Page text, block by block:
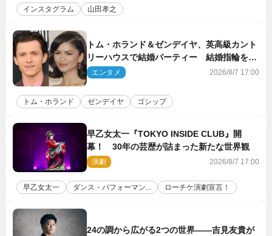
インスタグラム 山田孝之
トム・ホランド＆ゼンデイヤ、英高級カント
リーハウスで結婚パーティー 結婚指輪を身
に着けたトムも初キャッチ
エンタメ 2026/8/7 17:00
トム・ホランド ゼンデイヤ ゴシップ
早乙女太一『TOKYO INSIDE CLUB』開
幕！ 30年の芸歴が詰まった新たな世界観
演劇 2026/8/7 17:00
早乙女太一 ダンス・パフォーマン... ローチケ演劇宣言！
24の調から広がる2つの世界――吉見友貴が